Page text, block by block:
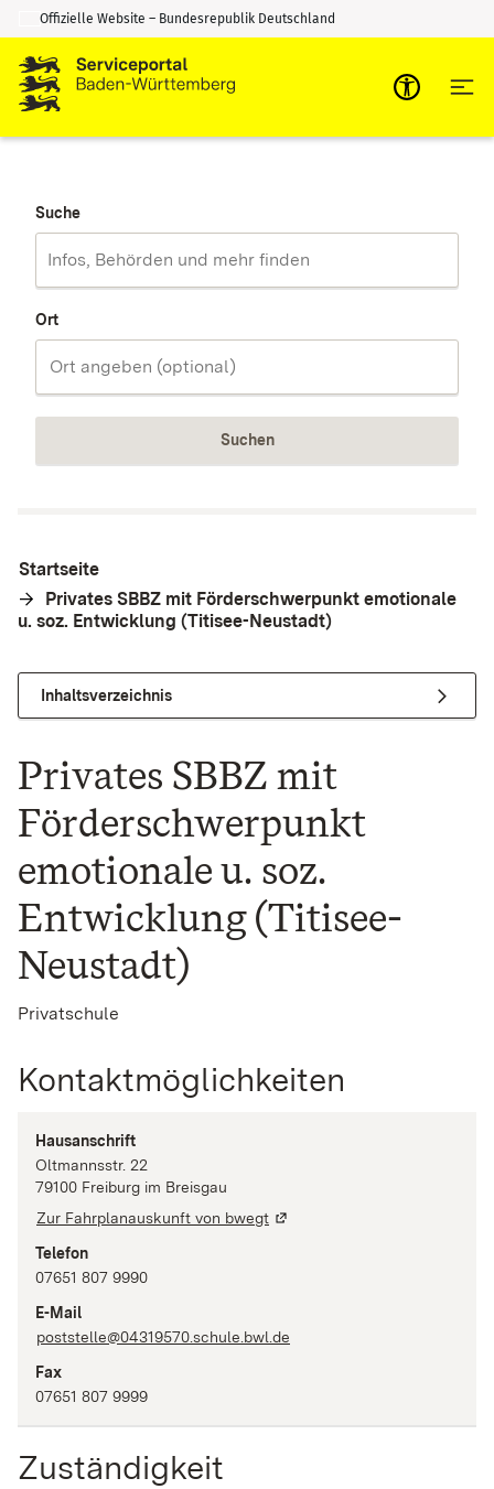
Zum Inhalt springen
Zur Suche springen
Offizielle Website – Bundesrepublik Deutschland
Suche
Ort
Suchen
Startseite
Privates SBBZ mit Förderschwerpunkt emotionale
u. soz. Entwicklung (Titisee-Neustadt)
Inhaltsverzeichnis
Privates SBBZ mit
Förderschwerpunkt
emotionale u. soz.
Entwicklung (Titisee-
Neustadt)
Privatschule
Kontaktmöglichkeiten
Hausanschrift
Oltmannsstr. 22
79100 Freiburg im Breisgau
Zur Fahrplanauskunft von bwegt
Telefon
07651 807 9990
E-Mail
poststelle@04319570.schule.bwl.de
Fax
07651 807 9999
Zuständigkeit